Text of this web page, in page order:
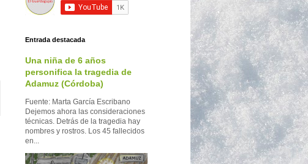
Entrada destacada
Una niña de 6 años
personifica la tragedia de
Adamuz (Córdoba)
Fuente: Marta García Escribano
Dejemos ahora las consideraciones
técnicas. Detrás de la tragedia hay
nombres y rostros. Los 45 fallecidos
en...